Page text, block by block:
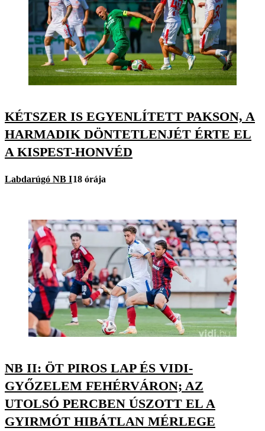
KÉTSZER IS EGYENLÍTETT PAKSON, A
HARMADIK DÖNTETLENJÉT ÉRTE EL
A KISPEST-HONVÉD
Labdarúgó NB I18 órája
NB II: ÖT PIROS LAP ÉS VIDI-
GYŐZELEM FEHÉRVÁRON; AZ
UTOLSÓ PERCBEN ÚSZOTT EL A
GYIRMÓT HIBÁTLAN MÉRLEGE